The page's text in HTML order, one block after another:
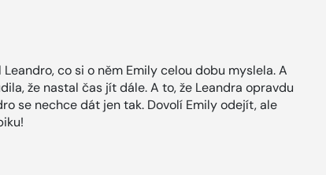
co si o něm Emily celou dobu myslela. A
že nastal čas jít dále. A to, že Leandra opravdu
se nechce dát jen tak. Dovolí Emily odejít, ale